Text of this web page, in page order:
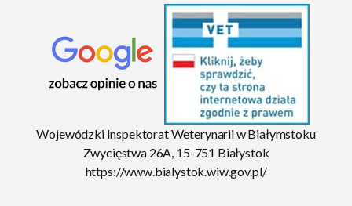
Wojewódzki Inspektorat Weterynarii w Białymstoku
Zwycięstwa 26A, 15-751 Białystok
https://www.bialystok.wiw.gov.pl/